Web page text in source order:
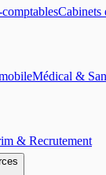
Cabinets
Médical &
& Recrutement